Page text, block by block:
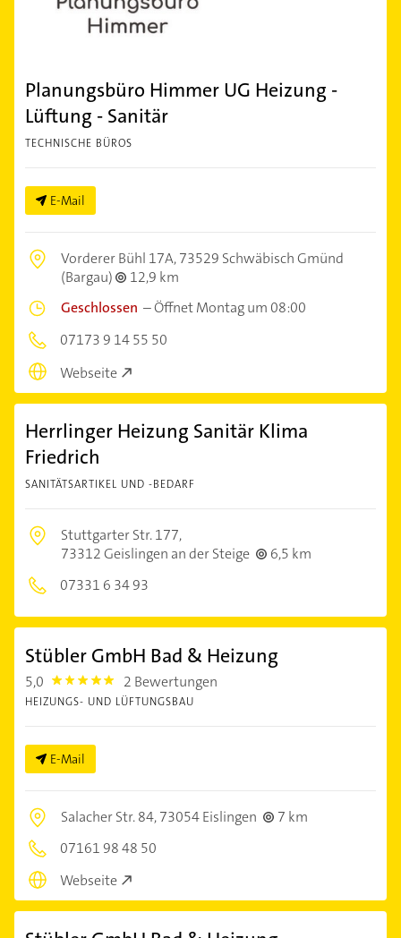
Planungsbüro Himmer UG Heizung -
Lüftung - Sanitär
TECHNISCHE BÜROS
E-Mail
Vorderer Bühl 17A,73529 Schwäbisch Gmünd
(Bargau)
12,9 km
Geschlossen –Öffnet Montag um 08:00
07173 9 14 55 50
Webseite
Herrlinger Heizung Sanitär Klima
Friedrich
SANITÄTSARTIKEL UND -BEDARF
Stuttgarter Str. 177,
73312 Geislingen an der Steige
6,5 km
07331 6 34 93
Stübler GmbH Bad & Heizung
5,0 5.0 2 Bewertungen
HEIZUNGS- UND LÜFTUNGSBAU
E-Mail
Salacher Str. 84,73054 Eislingen
7 km
07161 98 48 50
Webseite